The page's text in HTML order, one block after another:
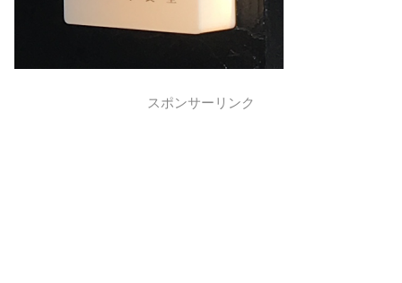
スポンサーリンク